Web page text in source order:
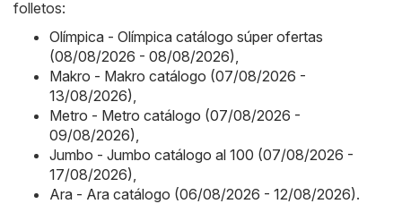
folletos:
Olímpica - Olímpica catálogo súper ofertas
(08/08/2026 - 08/08/2026)
Makro - Makro catálogo (07/08/2026 -
13/08/2026)
Metro - Metro catálogo (07/08/2026 -
09/08/2026)
Jumbo - Jumbo catálogo al 100 (07/08/2026 -
17/08/2026)
Ara - Ara catálogo (06/08/2026 - 12/08/2026).